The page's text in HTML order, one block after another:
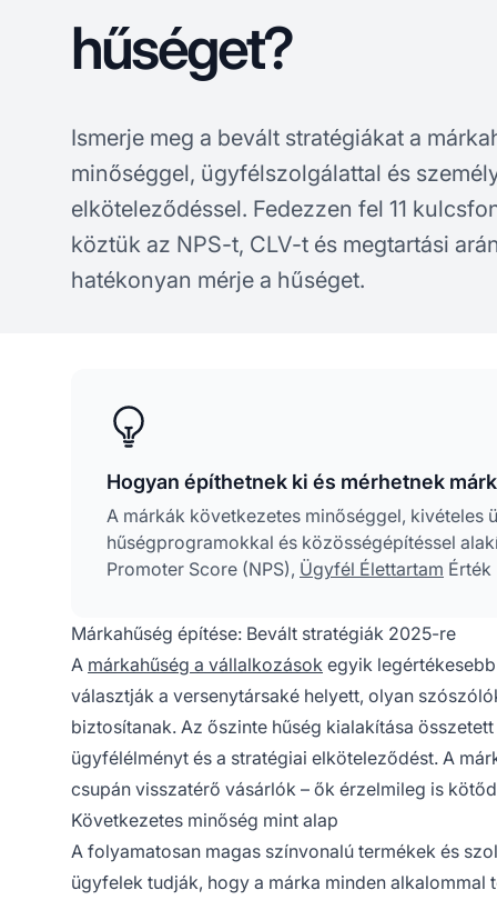
hűséget?
Ismerje meg a bevált stratégiákat a
minőséggel, ügyfélszolgálattal és
elköteleződéssel. Fedezzen fel 11
köztük az NPS-t, CLV-t és megtartási
hatékonyan mérje a hűséget.
Hogyan építhetnek ki és mérhetnek
A márkák következetes minőséggel,
hűségprogramokkal és közösségépítéssel
Promoter Score (NPS), Ügyfél Élettartam Érték
Márkahűség építése: Bevált stratégiák 2025-re
A márkahűség a vállalkozások egyik
választják a versenytársaké helyett, olyan
biztosítanak. Az őszinte hűség kialakítása
ügyfélélményt és a stratégiai elköteleződést. A
csupán visszatérő vásárlók – ők érzelmileg is
Következetes minőség mint alap
A folyamatosan magas színvonalú termékek és
ügyfelek tudják, hogy a márka minden